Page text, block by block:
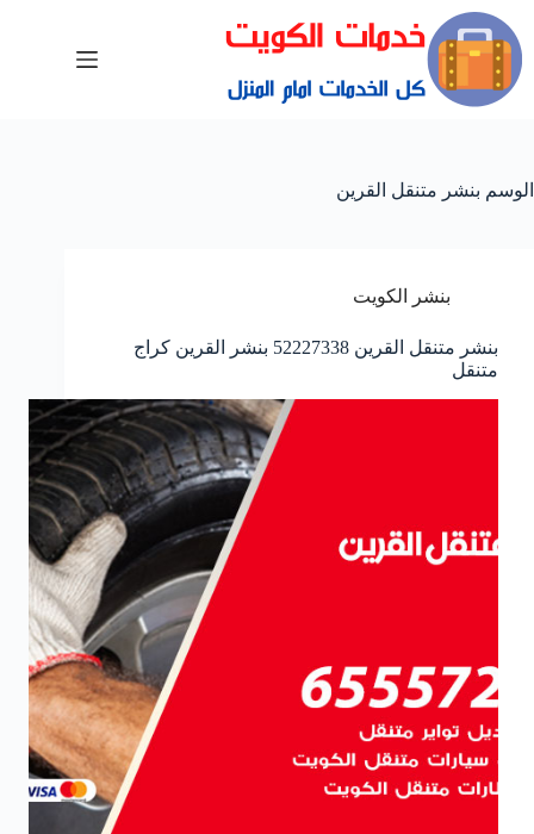
الوسم بنشر متنقل القرين
بنشر الكويت
بنشر متنقل القرين 52227338 بنشر القرين كراج
متنقل